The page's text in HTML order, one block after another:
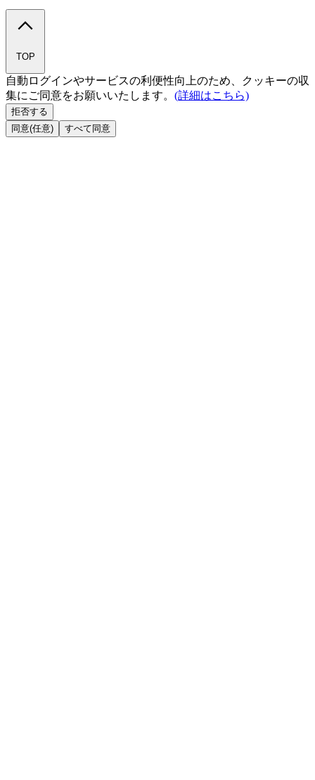
TOP
自動ログインやサービスの利便性向上のため、クッキーの収
集にご同意をお願いいたします。 (詳細はこちら)
拒否する
同意(任意)
すべて同意